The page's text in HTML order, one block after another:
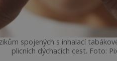
spojených s inhalací
plicních dýchacích cest. Foto: